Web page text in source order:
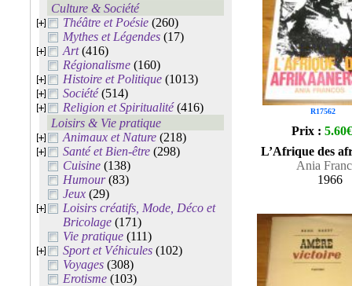
Culture & Société
Théâtre et Poésie (260)
Mythes et Légendes (17)
Art(416)
Régionalisme (160)
Histoire et Politique (1013)
Société(514)
Religion et Spiritualité(416)
Loisirs & Vie pratique
Animaux et Nature (218)
Santé et Bien-être (298)
Cuisine (138)
Humour(83)
Jeux (29)
Loisirs créatifs, Mode, Déco et
Bricolage (171)
Vie pratique (111)
Sport et Véhicules (102)
Voyages (308)
Erotisme (103)
R17562
Prix : 5.60€
L’Afrique des
Ania
1966